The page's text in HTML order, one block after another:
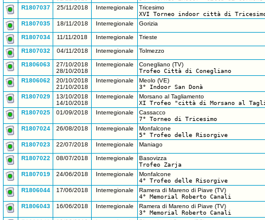
R1807037
25/11/2018 Interregionale
Tricesimo
XVI Torneo indoor città di
R1807035
18/11/2018 Interregionale Gorizia
R1807034 11/11/2018 Interregionale Trieste
R1807032 04/11/2018 Interregionale Tolmezzo
R1806063
27/10/2018
28/10/2018
Interregionale
Conegliano (TV)
Trofeo Città di Conegliano
R1806062
20/10/2018
21/10/2018
Interregionale
Meolo (VE)
3° Indoor San Donà
R1807029
13/10/2018
14/10/2018
Interregionale
Morsano al Tagliamento
XI Trofeo "città di Morsano al
R1807025
01/09/2018 Interregionale
Cassacco
7° Torneo di Tricesimo
R1807024
26/08/2018 Interregionale
Monfalcone
5° Trofeo delle Risorgive
R1807023
22/07/2018 Interregionale Maniago
R1807022 08/07/2018 Interregionale
Basovizza
Trofeo Zarja
R1807019
24/06/2018 Interregionale
Monfalcone
4° Trofeo delle Risorgive
R1806044
17/06/2018 Interregionale
Ramera di Mareno di Piave (TV)
4° Memorial Roberto Canali
R1806043
16/06/2018 Interregionale
Ramera di Mareno di Piave (TV)
3° Memorial Roberto Canali